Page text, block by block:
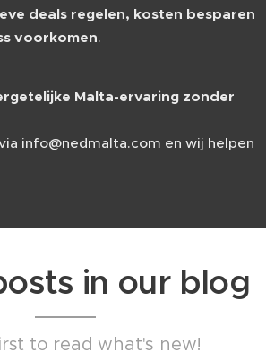
deals regelen, kosten besparen
voorkomen.
Malta-ervaring zonder
info@nedmalta.com en wij helpen
in our blog
to read what's new!